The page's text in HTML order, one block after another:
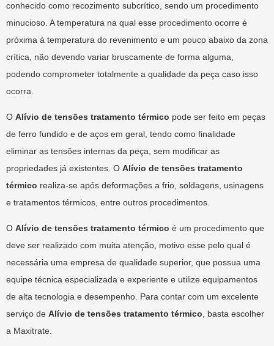
conhecido como recozimento subcrítico, sendo um procedimento
minucioso. A temperatura na qual esse procedimento ocorre é
próxima à temperatura do revenimento e um pouco abaixo da zona
crítica, não devendo variar bruscamente de forma alguma,
podendo comprometer totalmente a qualidade da peça caso isso
ocorra.
O Alívio de tensões tratamento térmico pode ser feito em peças
de ferro fundido e de aços em geral, tendo como finalidade
eliminar as tensões internas da peça, sem modificar as
propriedades já existentes. O Alívio de tensões tratamento
térmico realiza-se após deformações a frio, soldagens, usinagens
e tratamentos térmicos, entre outros procedimentos.
O Alívio de tensões tratamento térmico é um procedimento que
deve ser realizado com muita atenção, motivo esse pelo qual é
necessária uma empresa de qualidade superior, que possua uma
equipe técnica especializada e experiente e utilize equipamentos
de alta tecnologia e desempenho. Para contar com um excelente
serviço de Alívio de tensões tratamento térmico , basta escolher
a Maxitrate.